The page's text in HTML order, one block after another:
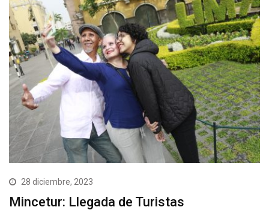
28 diciembre, 2023
Mincetur: Llegada de Turistas